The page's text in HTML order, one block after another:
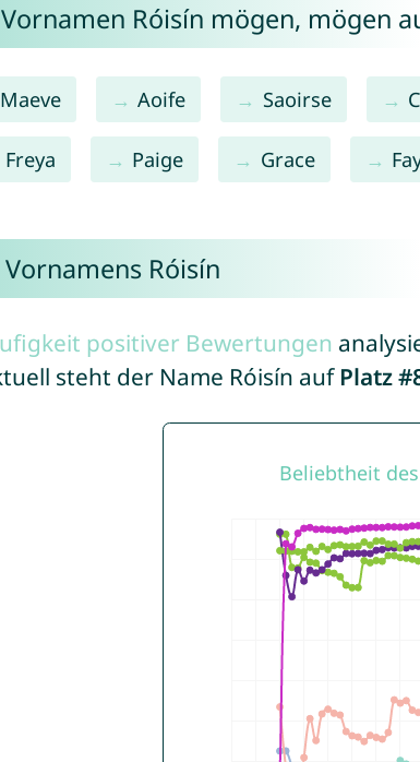
Róisín mögen, mögen
Maeve Aoife Saoirse
Freya Paige Grace
Róisín
positiver Bewertungen
steht der Name Róisín auf Platz